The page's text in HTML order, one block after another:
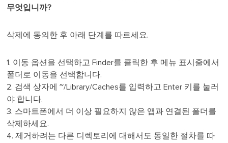
무엇입니까?
삭제에 동의한 후 아래 단계를 따르세요.
1. 이동 옵션을 선택하고 Finder를 클릭한 후 메뉴 표시줄에서
폴더로 이동을 선택합니다.
2. 검색 상자에 ~/Library/Caches를 입력하고 Enter 키를 눌러
야 합니다.
3. 스마트폰에서 더 이상 필요하지 않은 앱과 연결된 폴더를
삭제하세요.
4. 제거하려는 다른 디렉토리에 대해서도 동일한 절차를 따